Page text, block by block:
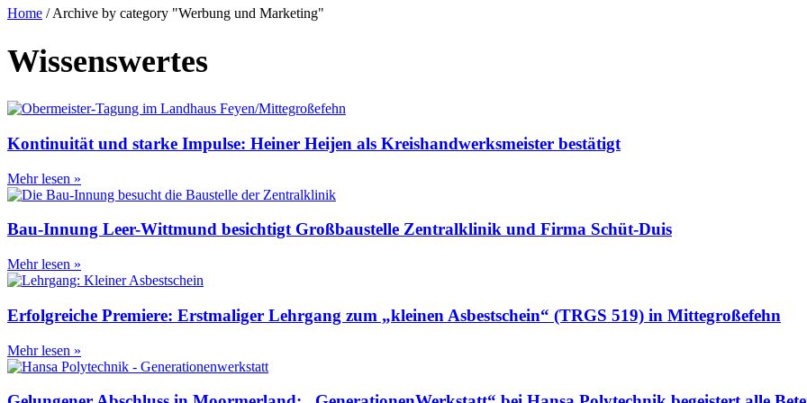
Home / Archive by category "Werbung und Marketing"
Wissenswertes
Kontinuität und starke Impulse: Heiner Heijen als Kreishandwerksmeister bestätigt
Mehr lesen »
Bau-Innung Leer-Wittmund besichtigt Großbaustelle Zentralklinik und Firma Schüt-Duis
Mehr lesen »
Erfolgreiche Premiere: Erstmaliger Lehrgang zum „kleinen Asbestschein“ (TRGS 519) in Mittegroßefehn
Mehr lesen »